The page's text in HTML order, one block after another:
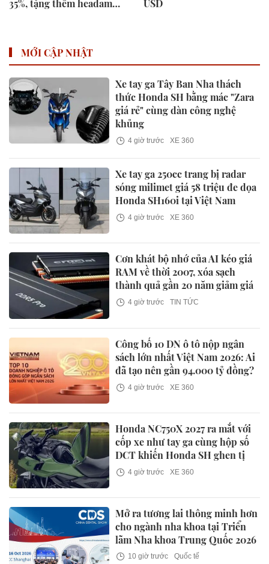
35%, tặng thêm headamp
USD
MỚI CẬP NHẬT
Xe tay ga Tây Ban Nha thách
thức Honda SH bằng mác "Zara
giá rẻ" cùng dàn công nghệ
khủng
4 giờ trước XE 360
Xe tay ga 250cc trang bị radar
sóng milimet giá 58 triệu đe dọa
Honda SH160i tại Việt Nam
4 giờ trước XE 360
Cơn khát bộ nhớ của AI kéo giá
RAM về thời 2007, xóa sạch
thành quả gần 20 năm giảm giá
4 giờ trước TIN TỨC
Công bố 10 DN ô tô nộp ngân
sách lớn nhất Việt Nam 2026: Ai
đã tạo nên gần 94.000 tỷ đồng?
4 giờ trước XE 360
Honda NC750X 2027 ra mắt với
cốp xe như tay ga cùng hộp số
DCT khiến Honda SH ghen tị
4 giờ trước XE 360
Mở ra tương lai thông minh hơn
cho ngành nha khoa tại Triển
lãm Nha khoa Trung Quốc 2026
10 giờ trước Quốc tế